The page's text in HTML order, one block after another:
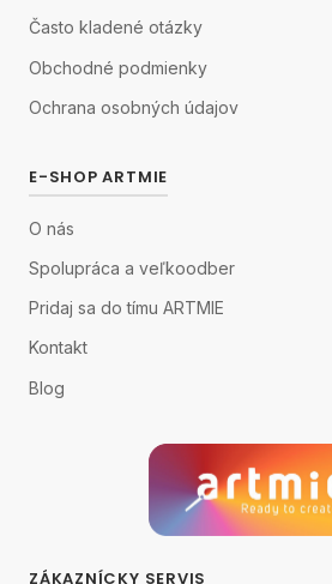
Často kladené otázky
Obchodné podmienky
Ochrana osobných údajov
E-SHOP ARTMIE
O nás
Spolupráca a veľkoodber
Pridaj sa do tímu ARTMIE
Kontakt
Blog
ZÁKAZNÍCKY SERVIS